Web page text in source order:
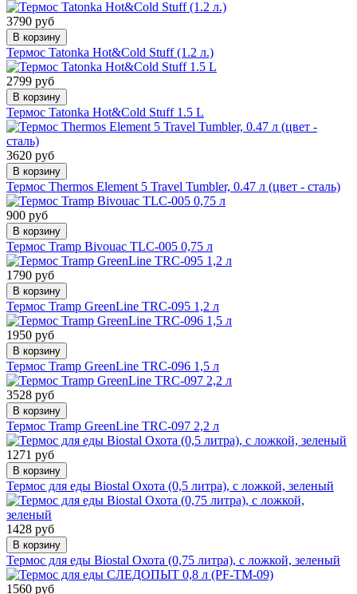
3790 руб
В корзину
Термос Tatonka Hot&Cold Stuff (1.2 л.)
2799 руб
В корзину
Термос Tatonka Hot&Cold Stuff 1.5 L
3620 руб
В корзину
Термос Thermos Element 5 Travel Tumbler, 0.47 л (цвет - сталь)
900 руб
В корзину
Термос Tramp Bivouac TLC-005 0,75 л
1790 руб
В корзину
Термос Tramp GreenLine TRC-095 1,2 л
1950 руб
В корзину
Термос Tramp GreenLine TRC-096 1,5 л
3528 руб
В корзину
Термос Tramp GreenLine TRC-097 2,2 л
1271 руб
В корзину
Термос для еды Biostal Охота (0,5 литра), с ложкой, зеленый
1428 руб
В корзину
Термос для еды Biostal Охота (0,75 литра), с ложкой, зеленый
1560 руб